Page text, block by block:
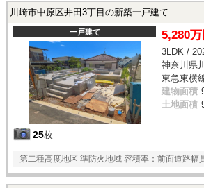
川崎市中原区井田3丁目の新築一戸建て
一戸建て
25枚
5,280万
3LDK /
神奈川県
東急東横
建物面積
土地面積
第二種高度地区 準防火地域 容積率：前面道路幅